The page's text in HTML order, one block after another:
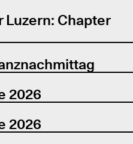
Chapter
2026
2026